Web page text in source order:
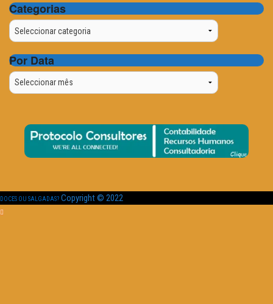
Categorias
Categorias
Por Data
Por
Data
DOCES OU SALGADAS? Copyright © 2022